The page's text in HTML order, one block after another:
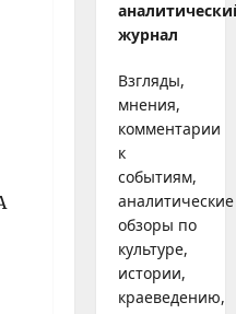
журнал
Взгляды,
мнения,
комментарии
к
событиям,
аналитические
обзоры по
культуре,
истории,
краеведению,